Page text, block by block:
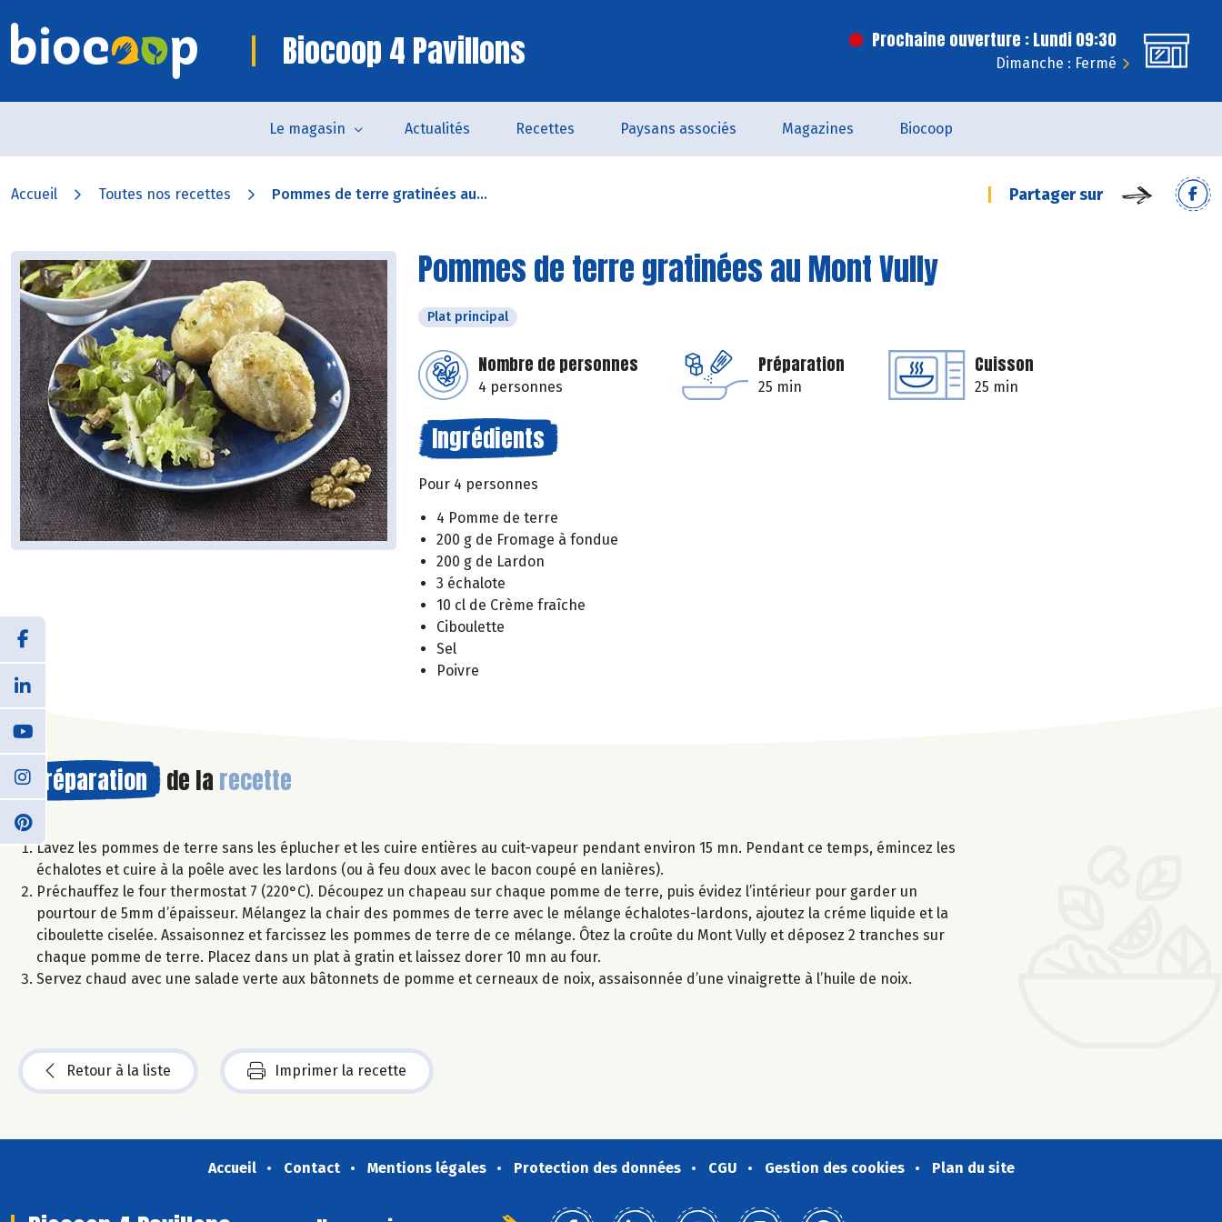
Biocoop 4 Pavillons Prochaine ouverture : Lundi 09:30
Dimanche : Fermé
Le magasin Actualités Recettes Paysans associés Magazines Biocoop
Accueil Toutes nos recettes Pommes de terre gratinées au... Partager sur
Pommes de terre gratinées au Mont Vully
Plat principal
Nombre de personnes
4 personnes
Préparation
25 min
Cuisson
25 min
Ingrédients
Pour 4 personnes
4 Pomme de terre
200 g de Fromage à fondue
200 g de Lardon
3 échalote
10 cl de Crème fraîche
Ciboulette
Sel
Poivre
Préparation de la recette
Lavez les pommes de terre sans les éplucher et les cuire entières au cuit-vapeur pendant environ 15 mn. Pendant ce temps, émincez les
échalotes et cuire à la poêle avec les lardons (ou à feu doux avec le bacon coupé en lanières).
Préchauffez le four thermostat 7 (220°C). Découpez un chapeau sur chaque pomme de terre, puis évidez l’intérieur pour garder un
pourtour de 5mm d’épaisseur. Mélangez la chair des pommes de terre avec le mélange échalotes-lardons, ajoutez la créme liquide et la
ciboulette ciselée. Assaisonnez et farcissez les pommes de terre de ce mélange. Ôtez la croûte du Mont Vully et déposez 2 tranches sur
chaque pomme de terre. Placez dans un plat à gratin et laissez dorer 10 mn au four.
Servez chaud avec une salade verte aux bâtonnets de pomme et cerneaux de noix, assaisonnée d’une vinaigrette à l’huile de noix.
Retour à la liste Imprimer la recette
Accueil Contact Mentions légales Protection des données CGU Gestion des cookies Plan du site